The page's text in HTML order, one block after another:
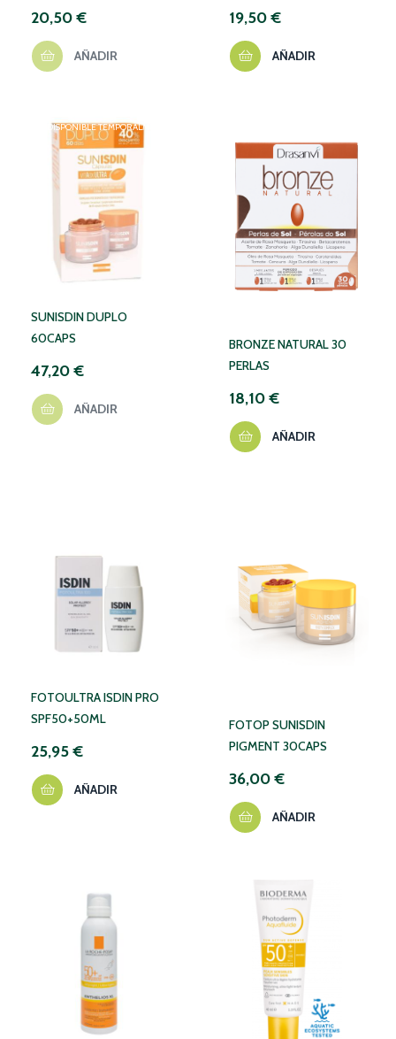
20,50 €
AÑADIR
19,50 €
AÑADIR
NO DISPONIBLE TEMPORALMENTE
SUNISDIN DUPLO
60CAPS
47,20 €
AÑADIR
BRONZE NATURAL 30
PERLAS
18,10 €
AÑADIR
FOTOULTRA ISDIN PRO
SPF50+50ML
25,95 €
AÑADIR
FOTOP SUNISDIN
PIGMENT 30CAPS
36,00 €
AÑADIR